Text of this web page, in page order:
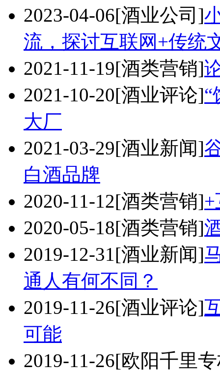
2023-04-06[酒业公司]
流，探讨互联网+传统
2021-11-19[酒类营销]
2021-10-20[酒业评论]“
大厂
2021-03-29[酒业新闻]
白酒品牌
2020-11-12[酒类营销]
2020-05-18[酒类营销]
2019-12-31[酒业新闻]
通人有何不同？
2019-11-26[酒业评论]
可能
2019-11-26[欧阳千里